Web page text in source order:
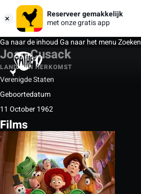
Reserveer gemakkelijk
met onze gratis app
Ga naar de inhoudGa naar het menuZoeken
Joan Cusack
LAND VAN HERKOMST
Verenigde Staten
Geboortedatum
11 October 1962
Films